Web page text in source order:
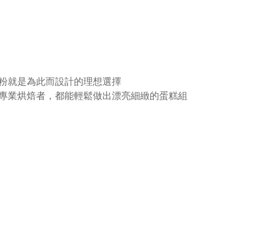
就是為此而設計的理想選擇
業烘焙者，都能輕鬆做出漂亮細緻的蛋糕組